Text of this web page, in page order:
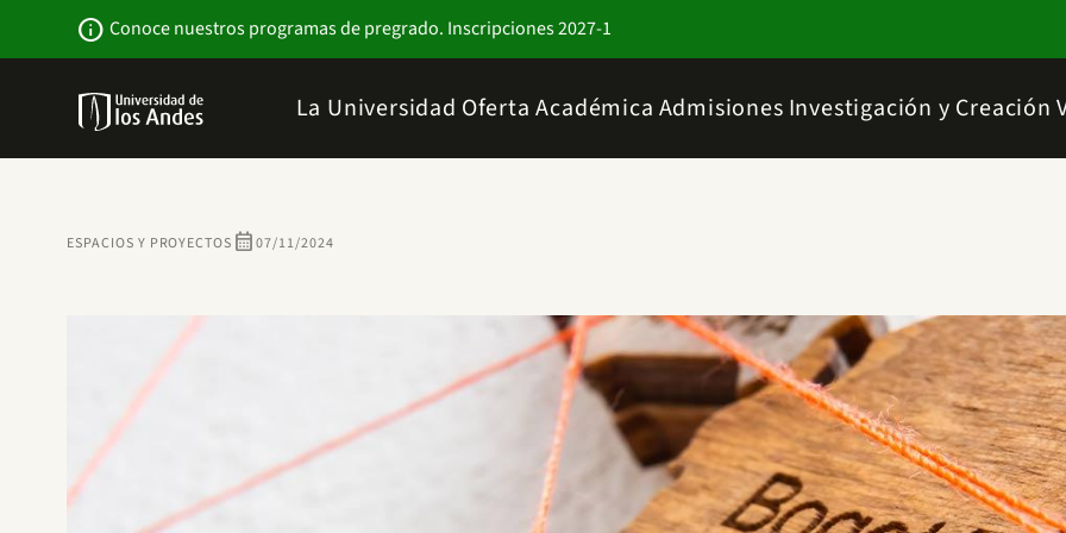
info Conoce nuestros programas de pregrado. Inscripciones 2027-1
La Universidad Oferta Académica Admisiones Investigación y Creación
ESPACIOS Y PROYECTOS calendar_month07/11/2024